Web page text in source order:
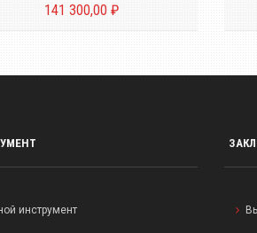
141 300,00 ₽
инструмент